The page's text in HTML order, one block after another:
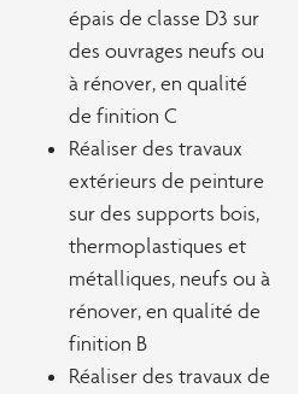
épais de classe D3 sur
des ouvrages neufs ou
à rénover, en qualité
de finition C
Réaliser des travaux
extérieurs de peinture
sur des supports bois,
thermoplastiques et
métalliques, neufs ou à
rénover, en qualité de
finition B
Réaliser des travaux de